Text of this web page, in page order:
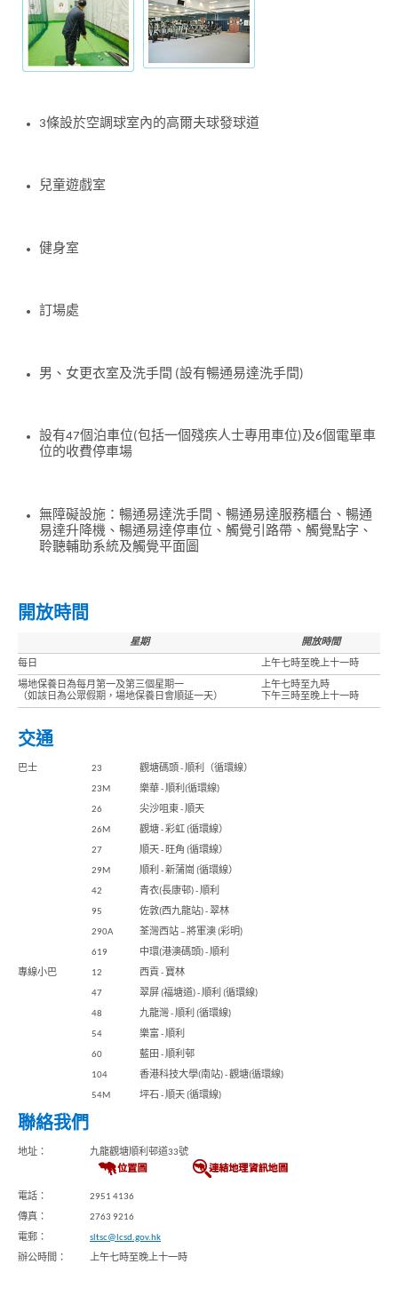
3條設於空調球室內的高爾夫球發球道
兒童遊戲室
健身室
訂場處
男、女更衣室及洗手間 (設有暢通易達洗手間)
設有47個泊車位(包括一個殘疾人士專用車位)及6個電單車
位的收費停車場
無障礙設施：暢通易達洗手間、暢通易達服務櫃台、暢通
易達升降機、暢通易達停車位、觸覺引路帶、觸覺點字、
聆聽輔助系統及觸覺平面圖
開放時間
星期 開放時間
每日 上午七時至晚上十一時
場地保養日為每月第一及第三個星期一
（如該日為公眾假期，場地保養日會順延一天）
上午七時至九時
下午三時至晚上十一時
交通
巴士 23 觀塘碼頭 - 順利（循環線）
23M 樂華 - 順利(循環線)
26 尖沙咀東 - 順天
26M 觀塘 - 彩虹 (循環線）
27 順天 - 旺角 (循環線）
29M 順利 - 新蒲崗 (循環線）
42 青衣(長康邨) - 順利
95 佐敦(西九龍站) - 翠林
290A 荃灣西站 – 將軍澳 (彩明)
619 中環(港澳碼頭) - 順利
專線小巴 12 西貢 - 寶林
47 翠屏 (福塘道) - 順利 (循環線)
48 九龍灣 - 順利 (循環線)
54 樂富 - 順利
60 藍田 - 順利邨
104 香港科技大學(南站) - 觀塘(循環線)
54M 坪石 - 順天 (循環線)
聯絡我們
地址： 九龍觀塘順利邨道33號
電話： 2951 4136
傳真： 2763 9216
電郵： sltsc@lcsd.gov.hk
辦公時間： 上午七時至晚上十一時